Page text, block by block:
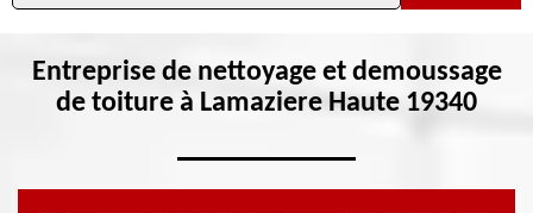
Entreprise de nettoyage et demoussage
de toiture à Lamaziere Haute 19340